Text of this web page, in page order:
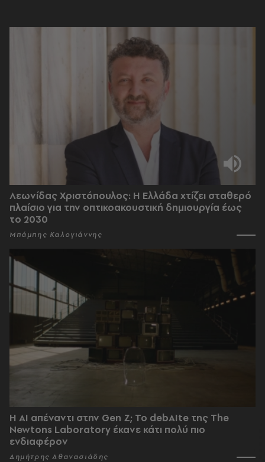
Λεωνίδας Χριστόπουλος: Η Ελλάδα χτίζει σταθερό
πλαίσιο για την οπτικοακουστική δημιουργία έως
το 2030
Μπάμπης Καλογιάννης
Η AI απέναντι στην Gen Z; Το debAIte της The
Newtons Laboratory έκανε κάτι πολύ πιο
ενδιαφέρον
Δημήτρης Αθανασιάδης